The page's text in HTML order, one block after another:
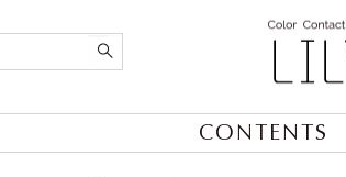
CONTENTS